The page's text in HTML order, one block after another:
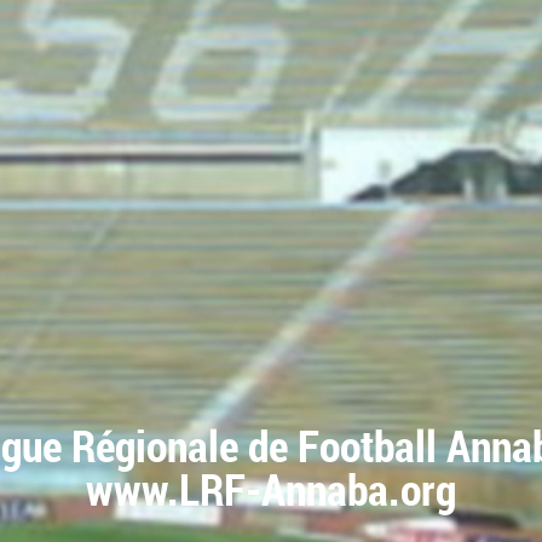
Régionale de Football
www.LRF-Annaba.org